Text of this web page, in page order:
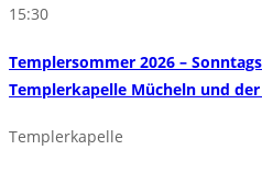
15:30
Templersommer 2026 –
Templerkapelle Mücheln und
Templerkapelle